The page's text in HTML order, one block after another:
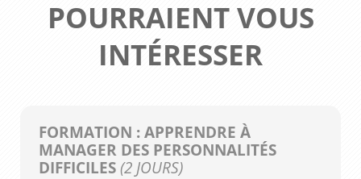
POURRAIENT VOUS
INTÉRESSER
FORMATION : APPRENDRE À
MANAGER DES PERSONNALITÉS
DIFFICILES(2 JOURS)